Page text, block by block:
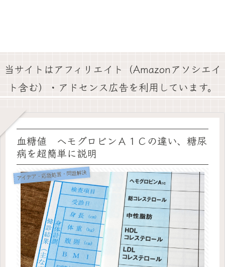
当サイトはアフィリエイト（Amazonアソシエイ
ト含む）・アドセンス広告を利用しています。
血糖値 ヘモグロビンＡ１Ｃの違い、糖尿
病を超簡単に説明
アイデア・応急処置・問題解決